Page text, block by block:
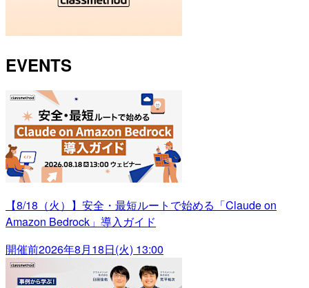
EVENTS
【8/18（火）】安全・最短ルートで始める「Claude on
Amazon Bedrock」導入ガイド
開催前2026年8月18日(火) 13:00